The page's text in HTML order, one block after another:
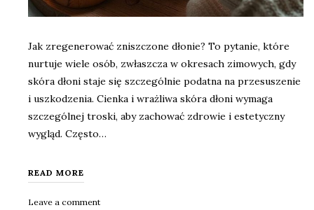
Jak zregenerować zniszczone dłonie? To pytanie, które
nurtuje wiele osób, zwłaszcza w okresach zimowych, gdy
skóra dłoni staje się szczególnie podatna na przesuszenie
i uszkodzenia. Cienka i wrażliwa skóra dłoni wymaga
szczególnej troski, aby zachować zdrowie i estetyczny
wygląd. Często…
READ MORE
Leave a comment